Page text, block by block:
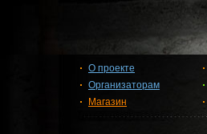
О проекте
Организаторам
Магазин